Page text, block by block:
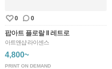
0 0
팝아트 플로랄 II 레트로
아트앤샵 라이센스
4,800~
PRINT ON DEMAND